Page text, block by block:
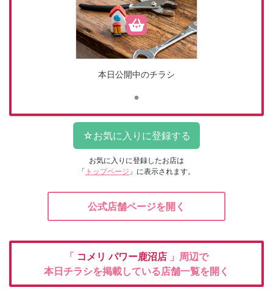
本日公開中のチラシ
お気に入りに登録したお店は
「 トップページ 」に表示されます。
公式店舗ページを開く
「 コメリパワー鹿沼店 」周辺で
本日チラシを掲載している店舗一覧を開く